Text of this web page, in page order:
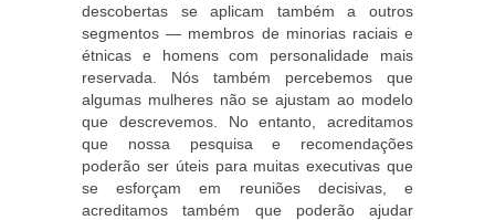
descobertas se aplicam também a outros
segmentos — membros de minorias raciais e
étnicas e homens com personalidade mais
reservada. Nós também percebemos que
algumas mulheres não se ajustam ao modelo
que descrevemos. No entanto, acreditamos
que nossa pesquisa e recomendações
poderão ser úteis para muitas executivas que
se esforçam em reuniões decisivas, e
acreditamos também que poderão ajudar